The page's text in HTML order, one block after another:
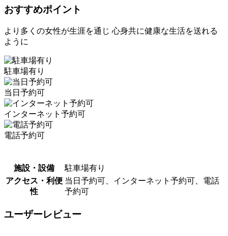
おすすめポイント
より多くの女性が生涯を通じ 心身共に健康な生活を送れる
ように
駐車場有り
当日予約可
インターネット予約可
電話予約可
施設・設備
駐車場有り
アクセス・利便
性
当日予約可、インターネット予約可、電話
予約可
ユーザーレビュー